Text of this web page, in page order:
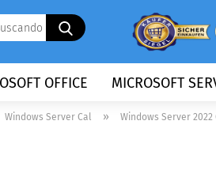
Buscando
...
OFFICE MICROSOFT
Windows Server Cal » Windows Server 2022